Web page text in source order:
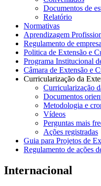
Documentos de
Relatório
Normativas
Aprendizagem
Regulamento de
Politica de Extensão e
Programa Institucional
Câmara de Extensão
Curricularização da
Curricularização
Documentos
Metodologia e
Vídeos
Perguntas mais
Ações registradas
Guia para Projetos de
Regulamento de ações
Internacional